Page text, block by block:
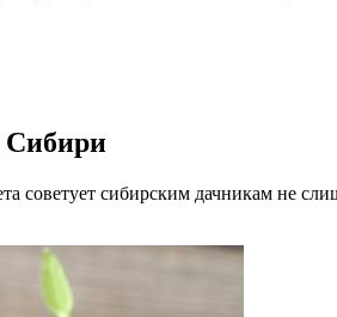
Сибири
советует сибирским дачникам не